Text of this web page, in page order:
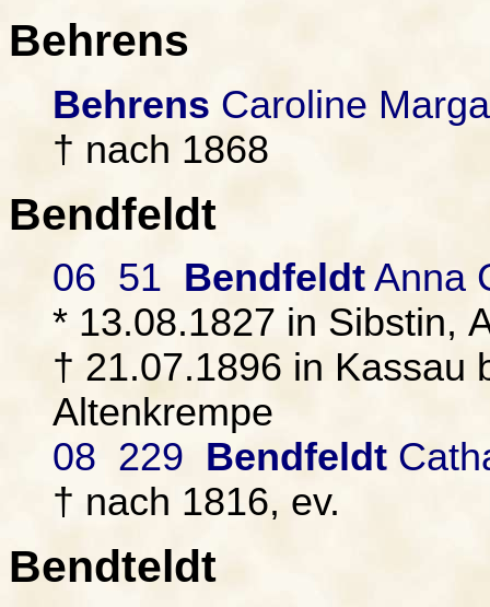
Behrens
Behrens Caroline
† nach 1868
Bendfeldt
06 51 Bendfeldt Anna
* 13.08.1827 in Sibstin,
† 21.07.1896 in Kassau
Altenkrempe
08 229 Bendfeldt
† nach 1816, ev.
Bendteldt